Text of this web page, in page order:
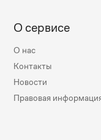
О сервисе
О нас
Контакты
Новости
Правовая